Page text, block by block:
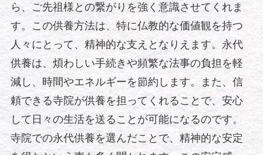
ら、ご先祖様との繋がりを強く意識させてくれま
す。この供養方法は、特に仏教的な価値観を持つ
人々にとって、精神的な支えとなりえます。永代
供養は、煩わしい手続きや頻繁な法事の負担を軽
減し、時間やエネルギーを節約します。また、信
頼できる寺院が供養を担ってくれることで、安心
して日々の生活を送ることが可能になるのです。
寺院での永代供養を選んだことで、精神的な安定